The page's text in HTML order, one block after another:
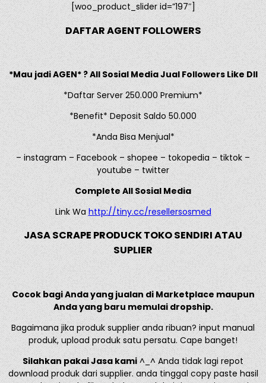
[woo_product_slider id=”197″]
DAFTAR AGENT FOLLOWERS
*Mau jadi AGEN* ? All Sosial Media Jual Followers Like Dll
*Daftar Server 250.000 Premium*
*Benefit* Deposit Saldo 50.000
*Anda Bisa Menjual*
– instagram – Facebook – shopee – tokopedia – tiktok –
youtube – twitter
Complete All Sosial Media
Link Wahttp://tiny.cc/resellersosmed
JASA SCRAPE PRODUCK TOKO SENDIRI ATAU
SUPLIER
Cocok bagi Anda yang jualan di Marketplace maupun
Anda yang baru memulai dropship.
Bagaimana jika produk supplier anda ribuan? input manual
produk, upload produk satu persatu. Cape banget!
Silahkan pakai Jasa kami^_^ Anda tidak lagi repot
download produk dari supplier. anda tinggal copy paste hasil